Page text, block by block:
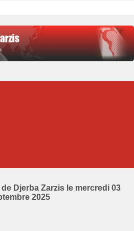
Djerba Zarzis le mercredi 03
2025